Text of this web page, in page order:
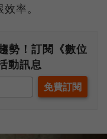
率。
勢！訂閱《數位
動訊息